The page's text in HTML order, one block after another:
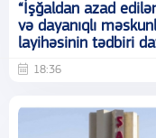
“İşğaldan azad
və dayanıqlı
layihəsinin tədbiri
18:36